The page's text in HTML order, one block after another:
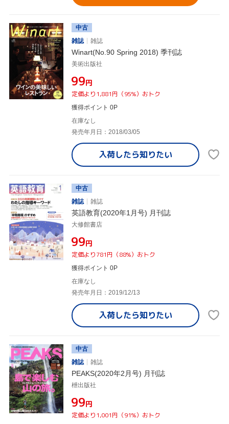
中古
雑誌
雑誌
Winart(No.90 Spring 2018) 季刊誌
美術出版社
¥99円
定価より1,881円（95%）おトク
獲得ポイント 0P
在庫なし
発売年月日：2018/03/05
入荷したら知りたい
中古
雑誌
雑誌
英語教育(2020年1月号) 月刊誌
大修館書店
¥99円
定価より781円（88%）おトク
獲得ポイント 0P
在庫なし
発売年月日：2019/12/13
入荷したら知りたい
中古
雑誌
雑誌
PEAKS(2020年2月号) 月刊誌
枻出版社
¥99円
定価より1,001円（91%）おトク